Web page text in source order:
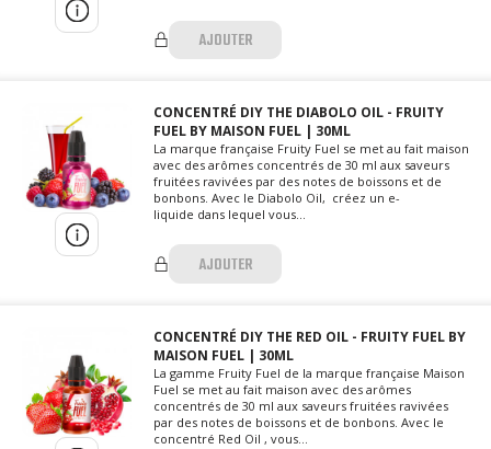
AJOUTER
CONCENTRÉ DIY THE DIABOLO OIL - FRUITY
FUEL BY MAISON FUEL | 30ML
La marque française Fruity Fuel se met au fait maison
avec des arômes concentrés de 30 ml aux saveurs
fruitées ravivées par des notes de boissons et de
bonbons. Avec le Diabolo Oil, créez un e-
liquide dans lequel vous...
AJOUTER
CONCENTRÉ DIY THE RED OIL - FRUITY FUEL BY
MAISON FUEL | 30ML
La gamme Fruity Fuel de la marque française Maison
Fuel se met au fait maison avec des arômes
concentrés de 30 ml aux saveurs fruitées ravivées
par des notes de boissons et de bonbons. Avec le
concentré Red Oil , vous...